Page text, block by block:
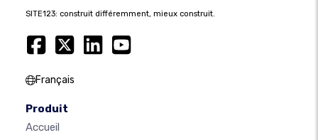
SITE123: construit différemment, mieux construit.
Français
Produit
Accueil